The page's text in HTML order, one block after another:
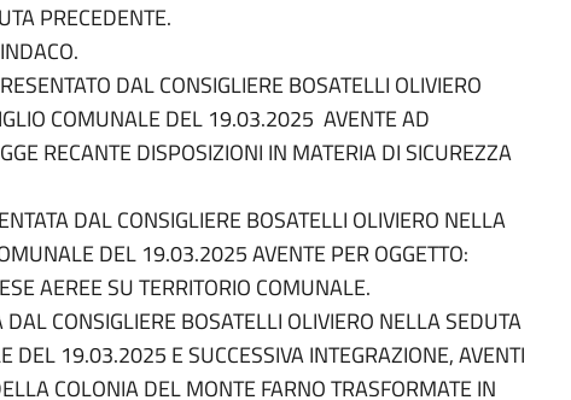
PRECEDENTE.
DAL CONSIGLIERE BOSATELLI OLIVIERO
COMUNALE DEL 19.03.2025 AVENTE AD
RECANTE DISPOSIZIONI IN MATERIA DI SICUREZZA
DAL CONSIGLIERE BOSATELLI OLIVIERO NELLA
DEL 19.03.2025 AVENTE PER OGGETTO:
AEREE SU TERRITORIO COMUNALE.
CONSIGLIERE BOSATELLI OLIVIERO NELLA SEDUTA
DEL 19.03.2025 E SUCCESSIVA INTEGRAZIONE, AVENTI
COLONIA DEL MONTE FARNO TRASFORMATE IN